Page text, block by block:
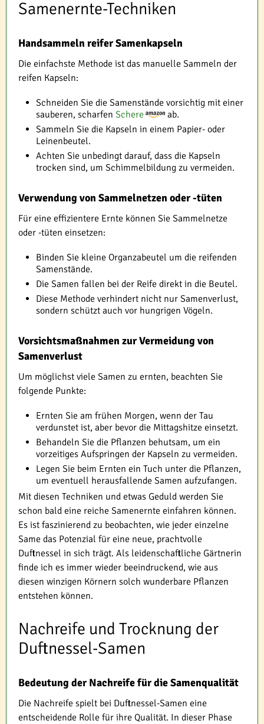
Samenernte-Techniken
Handsammeln reifer Samenkapseln
Die einfachste Methode ist das manuelle Sammeln der
reifen Kapseln:
Schneiden Sie die Samenstände vorsichtig mit einer
sauberen, scharfen Schere
ab.
Sammeln Sie die Kapseln in einem Papier- oder
Leinenbeutel.
Achten Sie unbedingt darauf, dass die Kapseln
trocken sind, um Schimmelbildung zu vermeiden.
Verwendung von Sammelnetzen oder -tüten
Für eine effizientere Ernte können Sie Sammelnetze
oder -tüten einsetzen:
Binden Sie kleine Organzabeutel um die reifenden
Samenstände.
Die Samen fallen bei der Reife direkt in die Beutel.
Diese Methode verhindert nicht nur Samenverlust,
sondern schützt auch vor hungrigen Vögeln.
Vorsichtsmaßnahmen zur Vermeidung von
Samenverlust
Um möglichst viele Samen zu ernten, beachten Sie
folgende Punkte:
Ernten Sie am frühen Morgen, wenn der Tau
verdunstet ist, aber bevor die Mittagshitze einsetzt.
Behandeln Sie die Pflanzen behutsam, um ein
vorzeitiges Aufspringen der Kapseln zu vermeiden.
Legen Sie beim Ernten ein Tuch unter die Pflanzen,
um eventuell herausfallende Samen aufzufangen.
Mit diesen Techniken und etwas Geduld werden Sie
schon bald eine reiche Samenernte einfahren können.
Es ist faszinierend zu beobachten, wie jeder einzelne
Same das Potenzial für eine neue, prachtvolle
Duftnessel in sich trägt. Als leidenschaftliche Gärtnerin
finde ich es immer wieder beeindruckend, wie aus
diesen winzigen Körnern solch wunderbare Pflanzen
entstehen können.
Nachreife und Trocknung der
Duftnessel-Samen
Bedeutung der Nachreife für die Samenqualität
Die Nachreife spielt bei Duftnessel-Samen eine
entscheidende Rolle für ihre Qualität. In dieser Phase